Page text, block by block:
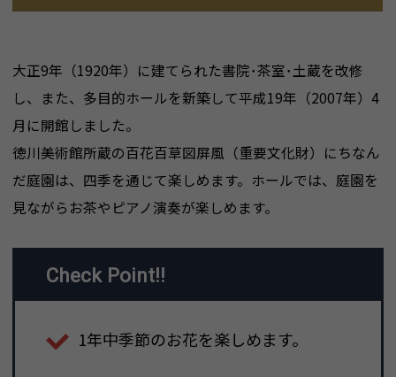
大正9年（1920年）に建てられた書院･茶室･土蔵を改修
し、また、多目的ホールを新築して平成19年（2007年）4
月に開館しました。
徳川美術館所蔵の百花百草図屏風（重要文化財）にちなん
だ庭園は、四季を通じて楽しめます。ホールでは、庭園を
見ながらお茶やピアノ演奏が楽しめます。
Check Point!!
1年中季節のお花を楽しめます。